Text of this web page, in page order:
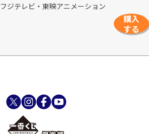
ジテレビ・東映アニメーション
購入
する